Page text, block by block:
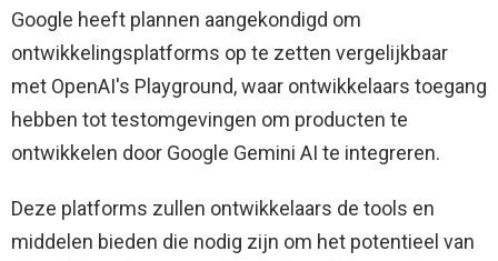
Google heeft plannen aangekondigd om
ontwikkelingsplatforms op te zetten vergelijkbaar
met OpenAI's Playground, waar ontwikkelaars toegang
hebben tot testomgevingen om producten te
ontwikkelen door Google Gemini AI te integreren.
Deze platforms zullen ontwikkelaars de tools en
middelen bieden die nodig zijn om het potentieel van